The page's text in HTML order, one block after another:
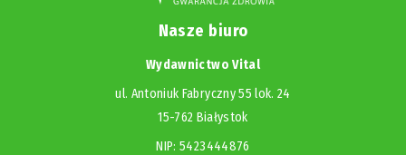
Nasze biuro
Wydawnictwo Vital
ul. Antoniuk Fabryczny 55 lok. 24
15-762 Białystok
NIP: 5423444876